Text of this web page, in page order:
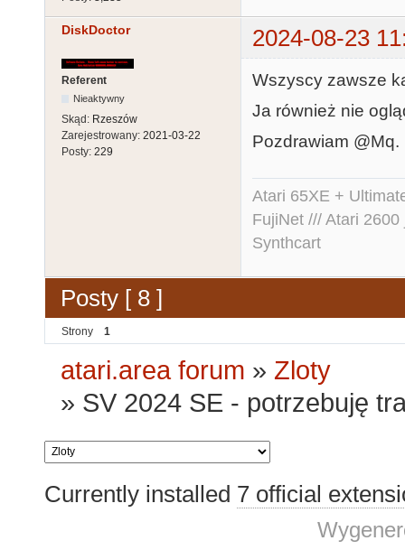
DiskDoctor 2024-08-23
Referent
Nieaktywny
Skąd: Rzeszów
Zarejestrowany: 2021-03-22
Posty: 229
Wszyscy zawsze
Ja również nie
Pozdrawiam @Mq.
Atari 65XE +
FujiNet /// Atari
Synthcart
Posty [ 8 ]
Strony 1
atari.area forum » Zloty
» SV 2024 SE - potrzebuję
Currently installed 7 official